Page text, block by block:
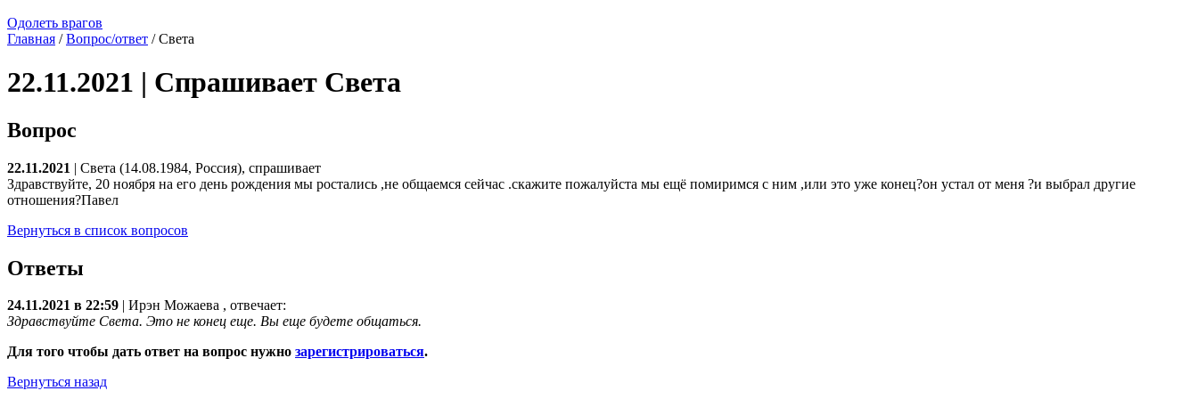
Одолеть врагов
Главная /Вопрос/ответ / Света
22.11.2021 | Спрашивает Света
Вопрос
22.11.2021 | Света (14.08.1984, Россия), спрашивает
Здравствуйте, 20 ноября на его день рождения мы ростались ,не общаемся сейчас .скажите пожалуйста мы ещё помиримся с ним ,или это уже конец?он устал от меня ?и выбрал другие
отношения?Павел
Вернуться в список вопросов
Ответы
24.11.2021 в 22:59 Ирэн Можаева , отвечает:
Здравствуйте Света. Это не конец еще. Вы еще будете общаться.
Для того чтобы дать ответ на вопрос нужно зарегистрироваться.
Вернуться назад